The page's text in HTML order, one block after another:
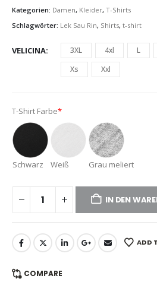
Kategorien: Damen, Kleider, T-Shirts
Schlagwörter: Lek Sau Rin, Shirts, t-shirt
VELICINA 3XL 4xl L
Xs
Xxl
T-Shirt Farbe*
Schwarz Weiß Grau meliert
IN DEN
ADD
COMPARE